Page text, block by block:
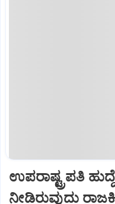
ಉಪರಾಷ್ಟ್ರಪತಿ
ನೀಡಿರುವುದು